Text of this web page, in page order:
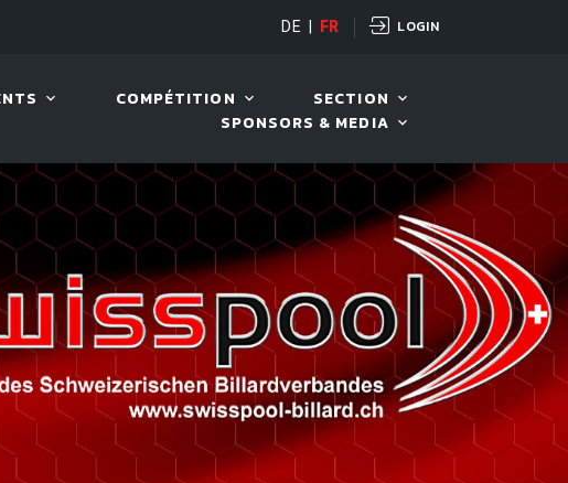
LIVE! VIVA OPEN
DE FR LOGIN
COMPÉTITION
SECTION
SPONSORS & MEDIA